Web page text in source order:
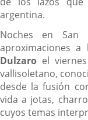
argentina.
Noches en San
aproximaciones
Dulzaro el
vallisoletano,
desde la fusión
vida a jotas,
cuyos temas